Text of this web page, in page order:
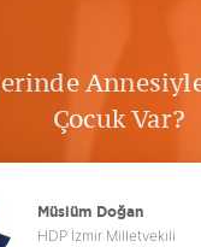
Çocuk Var?
Müslüm Doğan
HDP İzmir Milletvekili